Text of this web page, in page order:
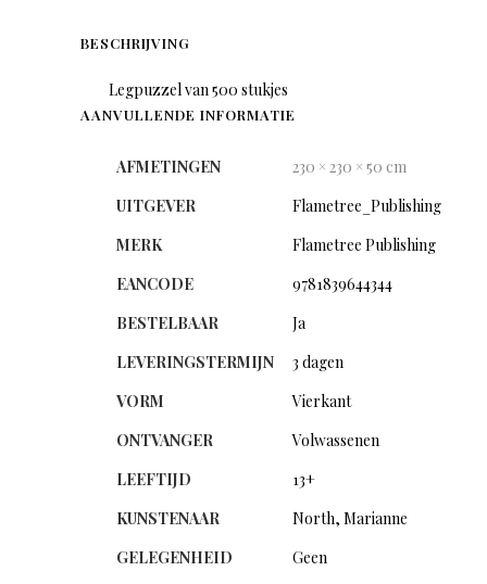
BESCHRIJVING
Legpuzzel van 500 stukjes
AANVULLENDE INFORMATIE
AFMETINGEN
230 × 230 × 50 cm
UITGEVER
Flametree_Publishing
MERK
Flametree Publishing
EANCODE
9781839644344
BESTELBAAR
Ja
LEVERINGSTERMIJN
3 dagen
VORM
Vierkant
ONTVANGER
Volwassenen
LEEFTIJD
13+
KUNSTENAAR
North, Marianne
GELEGENHEID
Geen